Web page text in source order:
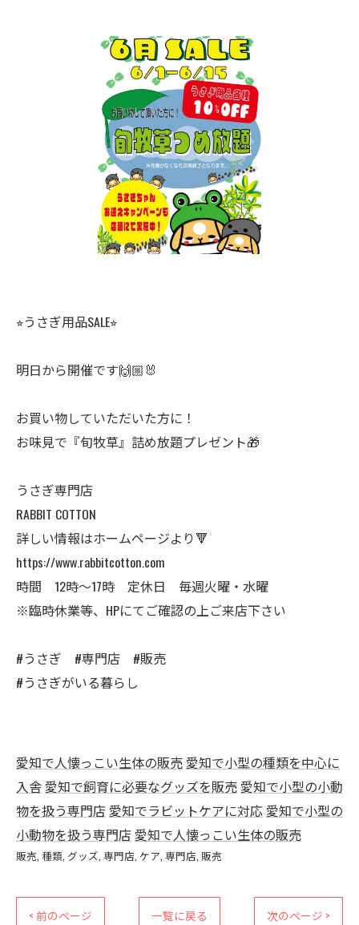
⭐︎うさぎ用品SALE⭐︎
明日から開催です🙌🏼🐰
お買い物していただいた方に！
お味見で『旬牧草』詰め放題プレゼント🎁
うさぎ専門店
RABBIT COTTON
詳しい情報はホームページより🔻
https://www.rabbitcotton.com
時間 12時〜17時 定休日 毎週火曜・水曜
※臨時休業等、HPにてご確認の上ご来店下さい
#うさぎ #専門店 #販売
#うさぎがいる暮らし
愛知で人懐っこい生体の販売 愛知で小型の種類を中心に
入舎 愛知で飼育に必要なグッズを販売 愛知で小型の小動
物を扱う専門店 愛知でラビットケアに対応 愛知で小型の
小動物を扱う専門店 愛知で人懐っこい生体の販売
販売 種類 グッズ 専門店 ケア 専門店 販売
< 前のページ 一覧に戻る 次のページ >